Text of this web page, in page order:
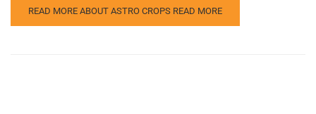
READ MORE ABOUT ASTRO CROPS READ MORE